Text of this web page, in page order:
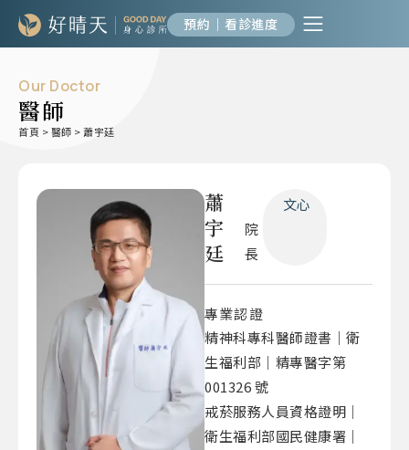
預約｜看診進度
Our Doctor
醫師
首頁 >醫師 >蕭宇廷
蕭
宇
廷
院
長
文心
專業認證
精神科專科醫師證書｜衛
生福利部｜精專醫字第
001326 號
戒菸服務人員資格證明｜
衛生福利部國民健康署｜